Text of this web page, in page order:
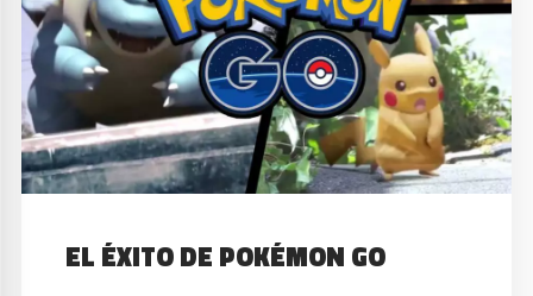
EL ÉXITO DE POKÉMON GO